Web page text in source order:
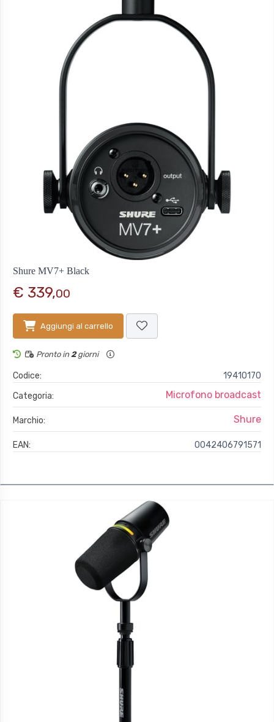
Shure MV7+ Black
€ 339,00
Aggiungi al carrello
Pronto in 2giorni
Codice:
19410170
Categoria:
Microfono broadcast
Marchio: Shure
EAN: 0042406791571